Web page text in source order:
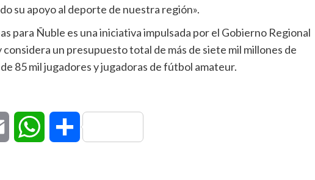
su apoyo al deporte de nuestra región».
para Ñuble es una iniciativa impulsada por el Gobierno Regional
considera un presupuesto total de más de siete mil millones de
85 mil jugadores y jugadoras de fútbol amateur.
Email WhatsAppCompartir